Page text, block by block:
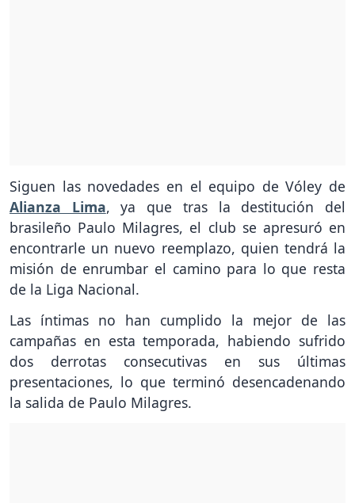
Siguen las novedades en el equipo de Vóley de
Alianza Lima, ya que tras la destitución del
brasileño Paulo Milagres, el club se apresuró en
encontrarle un nuevo reemplazo, quien tendrá la
misión de enrumbar el camino para lo que resta
de la Liga Nacional.
Las íntimas no han cumplido la mejor de las
campañas en esta temporada, habiendo sufrido
dos derrotas consecutivas en sus últimas
presentaciones, lo que terminó desencadenando
la salida de Paulo Milagres.